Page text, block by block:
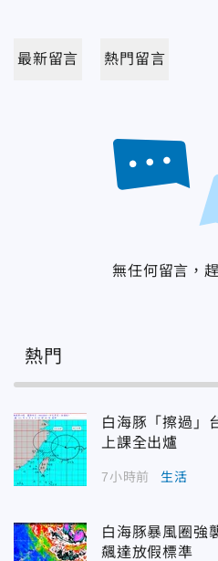
最新留言 熱門留言
無任何留言，
熱門
白海豚「擦過」
上課全出爐
7小時前 生活
白海豚暴風圈強
飆達放假標準